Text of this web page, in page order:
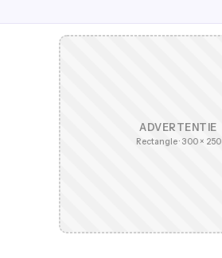
ADVERTENTIE
Rectangle · 300 × 250